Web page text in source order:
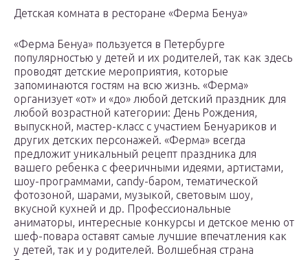
Детская комната в ресторане «Ферма Бенуа»
«Ферма Бенуа» пользуется в Петербурге
популярностью у детей и их родителей, так как здесь
проводят детские мероприятия, которые
запоминаются гостям на всю жизнь. «Ферма»
организует «от» и «до» любой детский праздник для
любой возрастной категории: День Рождения,
выпускной, мастер-класс с участием Бенуариков и
других детских персонажей. «Ферма» всегда
предложит уникальный рецепт праздника для
вашего ребенка с фееричными идеями, артистами,
шоу-программами, candy-баром, тематической
фотозоной, шарами, музыкой, световым шоу,
вкусной кухней и др. Профессиональные
аниматоры, интересные конкурсы и детское меню от
шеф-повара оставят самые лучшие впечатления как
у детей, так и у родителей. Волшебная страна